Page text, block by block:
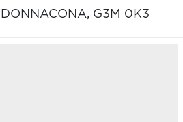
DONNACONA, G3M 0K3